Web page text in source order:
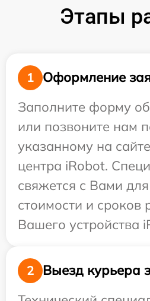
Этапы
1
Оформление
Заполните форму
или позвоните нам
указанному на
центра iRobot.
свяжется с Вами
стоимости и сроков
Вашего устройства
2
Выезд курьера